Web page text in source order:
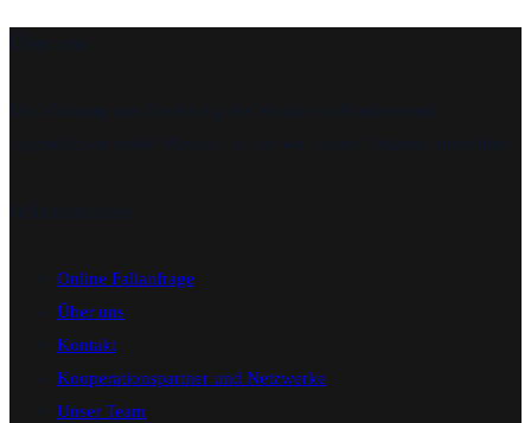
Online Fallanfrage
Über uns
Kontakt
Kooperationspartner und Netzwerke
Unser Team